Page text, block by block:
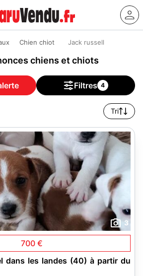
Chien chiot Jack russell
chiens et chiots
Filtres 4
Tri
3
700 €
dans les landes (40) à partir du